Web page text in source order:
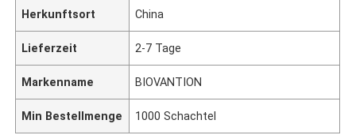
Herkunftsort China
Lieferzeit 2-7 Tage
Markenname BIOVANTION
Min Bestellmenge 1000 Schachtel